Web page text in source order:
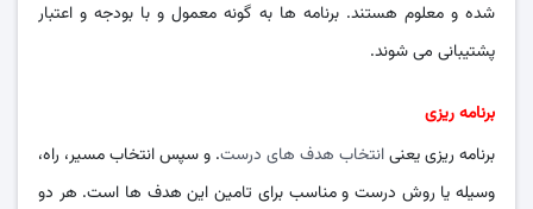
شده و معلوم هستند. برنامه ها به گونه معمول و با بودجه و اعتبار
پشتیبانی می شوند.
برنامه ریزی
برنامه ریزی یعنیانتخاب هدف های درست. و سپس انتخاب مسیر، راه،
وسیله یا روش درست و مناسب برای تامین این هدف ها است. هر دو